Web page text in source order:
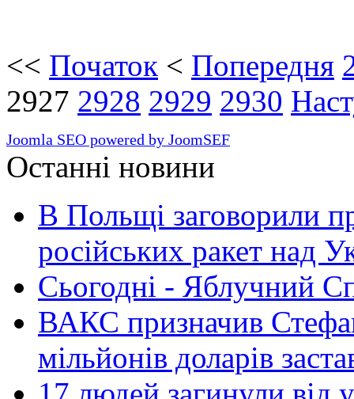
<< Початок < Попередня
2927 2928 2929 2930
Joomla SEO powered by JoomSEF
Останні новини
В Польщі заговорили
російських ракет над
Сьогодні - Яблучний
ВАКС призначив
мільйонів доларів